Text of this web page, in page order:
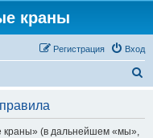
краны
Вход
Регистрация
краны» (в дальнейшем «мы»,